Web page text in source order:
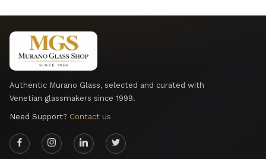
Authentic Murano Glass, selected and curated with
Venetian glassmakers since 1999.
Need Support? Contact us